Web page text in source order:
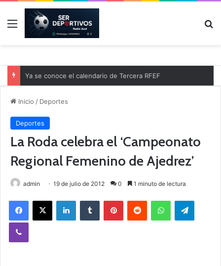
Menú
Ya se conoce el calendario de Tercera RFEF
Inicio / Deportes
Deportes
La Roda celebra el ‘Campeonato
Regional Femenino de Ajedrez’
admin 19 de julio de 2012 0 1 minuto de lectura